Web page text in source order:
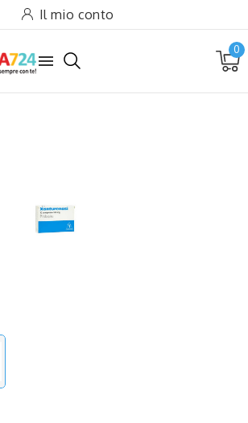
Il mio conto

0